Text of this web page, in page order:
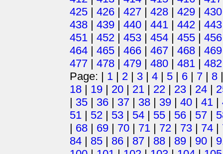
425 | 426 | 427 | 428 | 429 | 430
438 | 439 | 440 | 441 | 442 | 443
451 | 452 | 453 | 454 | 455 | 456
464 | 465 | 466 | 467 | 468 | 469
477 | 478 | 479 | 480 | 481 | 482
Page: | 1 | 2 | 3 | 4 | 5 | 6 | 7 | 8
18 | 19 | 20 | 21 | 22 | 23 | 24 |
| 35 | 36 | 37 | 38 | 39 | 40 | 41 |
51 | 52 | 53 | 54 | 55 | 56 | 57 |
| 68 | 69 | 70 | 71 | 72 | 73 | 74 |
84 | 85 | 86 | 87 | 88 | 89 | 90 |